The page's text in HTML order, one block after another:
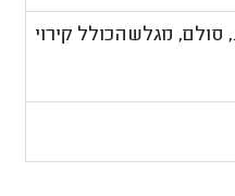
מגלשהכולל קירוי